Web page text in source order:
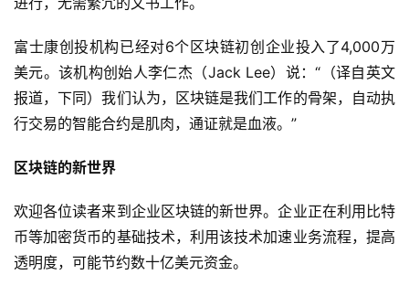
富士康创投机构已经对6个区块链初创企业投入了4,000万
美元。该机构创始人李仁杰（Jack Lee）说：“（译自英文
报道，下同）我们认为，区块链是我们工作的骨架，自动执
行交易的智能合约是肌肉，通证就是血液。”
区块链的新世界
欢迎各位读者来到企业区块链的新世界。企业正在利用比特
币等加密货币的基础技术，利用该技术加速业务流程，提高
透明度，可能节约数十亿美元资金。